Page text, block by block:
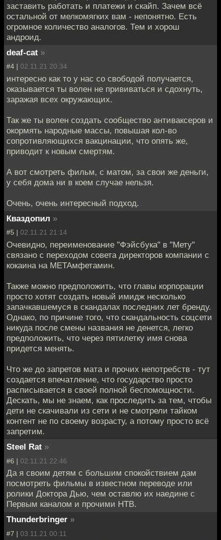
заставить работать и платежи и скайп. Зачем всё
остальной от мелкомягких вам - непонятно. Есть
огромное количество аналогов. Тем и хорош
андроид.
deaf-cat »
#4 | 02.11.21 20:34
интересно как то у нас со свободой получается,
оказывается ты волен не прививаться и сдохнуть,
заражая всех окружающих.
Так же ты волен создать сообщество антиваксеров и
окормять народные массы, повышая кол-во
сопротивляющихся вакцинации, что опять же,
приводит к новым смертям.
А вот смотреть фильм, с матом, за свои же деньги,
у себя дома ни в коем случае нельзя.
Очень, очень интересный подход.
Кваздопил »
#5 | 02.11.21 21:14
Очевидно, переименование "Фэйсбука" в "Мету"
связано с переходом совета директоров компании с
кокаина на МЕТАмфетамин.
Также можно предположить, что главы корпорации
просто хотят создать новый имидж несколько
запачкавшемуся в скандалах последних лет бренду.
Однако, по причине того, что скандальность соцсети
никуда после смены названия не денется, легко
предположить, что через пятилетку имя снова
придется менять.
Что же до запретов мата и прочих непотребств - тут
создается впечатление, что государство просто
расписывается в своей полной беспомощности.
Дескать, мы не знаем, как проследить за тем, чтобы
дети не скачивали из сети и не смотрели тайком
контент не по своему возрасту, а потому просто всё
запретим.
Steel Rat »
#6 | 02.11.21 22:46
Да я своим детям с большим спокойствием дам
посмотреть фильмы в известном переводе или
ролики Доктора Дью, чем оставлю их наедине с
Первым каналом и прочими НТВ.
Thunderbringer »
#7 | 03.11.21 00:11